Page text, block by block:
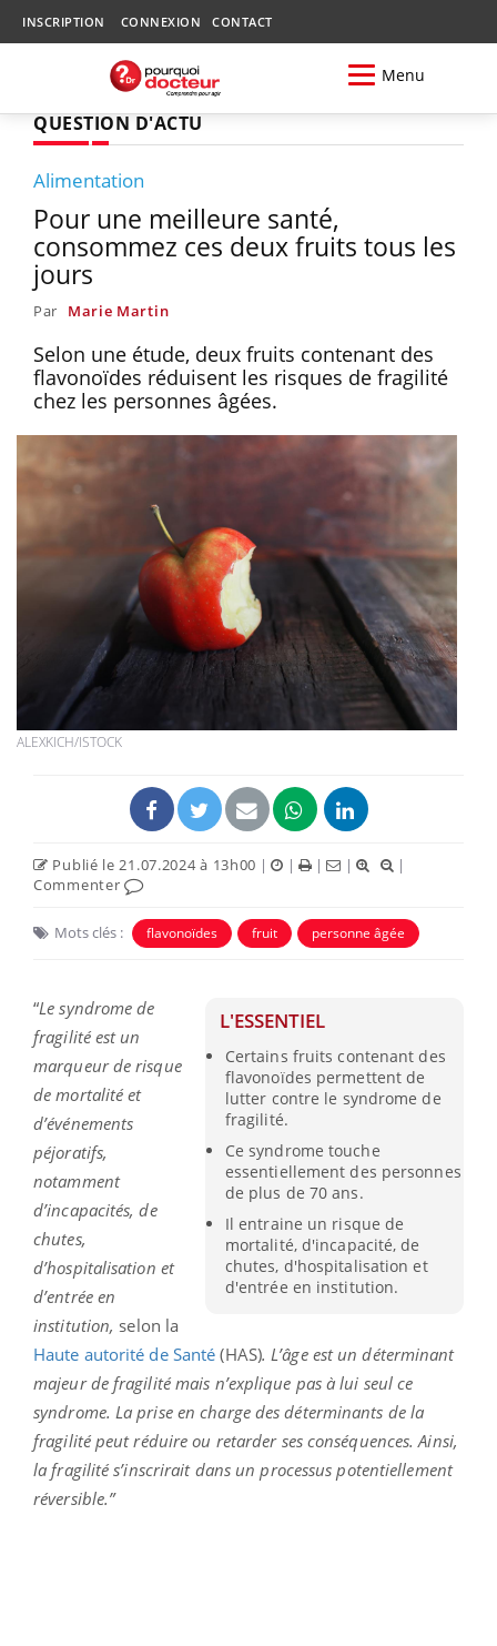
INSCRIPTION CONNEXION CONTACT
Menu
QUESTION D'ACTU
Alimentation
Pour une meilleure santé,
consommez ces deux fruits tous les
jours
Par Marie Martin
Selon une étude, deux fruits contenant des
flavonoïdes réduisent les risques de fragilité
chez les personnes âgées.
ALEXKICH/ISTOCK
Publié le 21.07.2024 à 13h00 | | | |
|
Commenter
Mots clés : flavonoïdes fruit personne âgée
L'ESSENTIEL
Certains fruits contenant des
flavonoïdes permettent de
lutter contre le syndrome de
fragilité.
Ce syndrome touche
essentiellement des personnes
de plus de 70 ans.
Il entraine un risque de
mortalité, d'incapacité, de
chutes, d'hospitalisation et
d'entrée en institution.
“Le syndrome de
fragilité est un
marqueur de risque
de mortalité et
d’événements
péjoratifs,
notamment
d’incapacités, de
chutes,
d’hospitalisation et
d’entrée en
institution,selon la
Haute autorité de Santé(HAS). L’âge est un déterminant
majeur de fragilité mais n’explique pas à lui seul ce
syndrome. La prise en charge des déterminants de la
fragilité peut réduire ou retarder ses conséquences. Ainsi,
la fragilité s’inscrirait dans un processus potentiellement
réversible.”